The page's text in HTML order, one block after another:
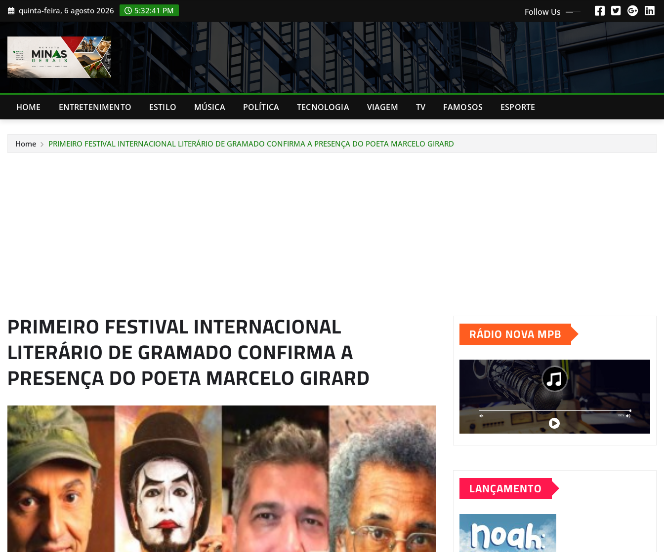
Skip quinta-feira, 6 agosto 2026 5:32:42 PM Follow Us
HOME ENTRETENIMENTO ESTILO MÚSICA POLÍTICA TECNOLOGIA VIAGEM TV FAMOSOS ESPORTE
Home PRIMEIRO FESTIVAL INTERNACIONAL LITERÁRIO DE GRAMADO CONFIRMA A PRESENÇA DO POETA MARCELO GIRARD
PRIMEIRO FESTIVAL INTERNACIONAL
LITERÁRIO DE GRAMADO CONFIRMA A
PRESENÇA DO POETA MARCELO GIRARD
RÁDIO NOVA MPB
LANÇAMENTO